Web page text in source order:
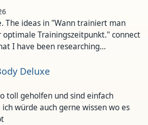
The ideas in "Wann trainiert man
optimale Trainingszeitpunkt." connect
I have been researching…
Deluxe
toll geholfen und sind einfach
würde auch gerne wissen wo es